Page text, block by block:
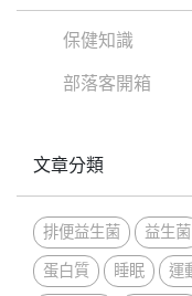
保健知識
部落客開箱
文章分類
排便益生菌 益生菌
蛋白質
睡眠 運